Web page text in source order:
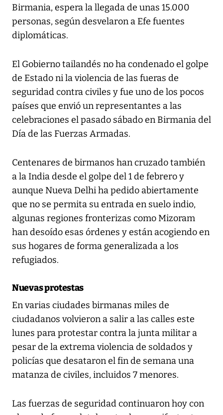
Birmania, espera la llegada de unas 15.000
personas, según desvelaron a Efe fuentes
diplomáticas.
El Gobierno tailandés no ha condenado el golpe
de Estado ni la violencia de las fueras de
seguridad contra civiles y fue uno de los pocos
países que envió un representantes a las
celebraciones el pasado sábado en Birmania del
Día de las Fuerzas Armadas.
Centenares de birmanos han cruzado también
a la India desde el golpe del 1 de febrero y
aunque Nueva Delhi ha pedido abiertamente
que no se permita su entrada en suelo indio,
algunas regiones fronterizas como Mizoram
han desoído esas órdenes y están acogiendo en
sus hogares de forma generalizada a los
refugiados.
Nuevas protestas
En varias ciudades birmanas miles de
ciudadanos volvieron a salir a las calles este
lunes para protestar contra la junta militar a
pesar de la extrema violencia de soldados y
policías que desataron el fin de semana una
matanza de civiles, incluidos 7 menores.
Las fuerzas de seguridad continuaron hoy con